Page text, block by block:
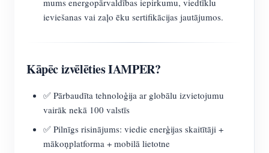
mums energopārvaldības iepirkumu, viedtīklu
ieviešanas vai zaļo ēku sertifikācijas jautājumos.
Kāpēc izvēlēties IAMPER?
✅ Pārbaudīta tehnoloģija ar globālu izvietojumu
vairāk nekā 100 valstīs
✅ Pilnīgs risinājums: viedie enerģijas skaitītāji +
mākoņplatforma + mobilā lietotne